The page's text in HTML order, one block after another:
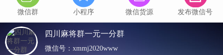
微信群 小程序 微信货源 发布微信号
四川麻将群一元一分群
微信号： xmmj2020www